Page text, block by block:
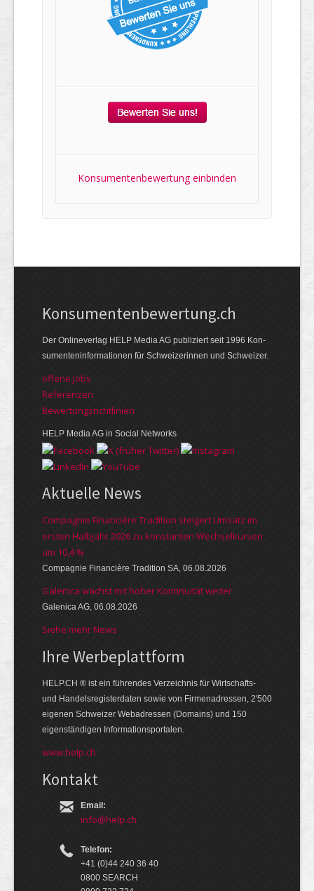
Konsumentenbewertung einbinden
Kon­su­menten­be­wer­tung.ch
Der Online­verlag HELP Media AG publi­ziert seit 1996 Kon­
su­menten­infor­mationen für Schwei­zerinnen und Schweizer.
offene Jobs
Referenzen
Bewer­tungs­richt­linien
HELP Media AG in Social Networks
Aktuelle News
Compagnie Financière Tradition steigert Umsatz im
ersten Halbjahr 2026 zu konstanten Wechselkursen
um 10,4 %
Compagnie Financière Tradition SA, 06.08.2026
Galenica wächst mit hoher Kontinuität weiter
Galenica AG, 06.08.2026
Siehe mehr News
Ihre Werbe­platt­form
HELP.CH ® ist ein führendes Ver­zeich­nis für Wirt­schafts-
und Handels­register­daten so­wie von Firmen­adressen, 2'500
eige­nen Schweizer Web­adressen (Domains) und 150
eigen­ständigen Infor­mations­por­talen.
www.help.ch
Kontakt
Email:
info@help.ch
Telefon:
+41 (0)44 240 36 40
0800 SEARCH